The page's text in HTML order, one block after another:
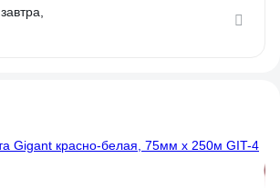
завтра,